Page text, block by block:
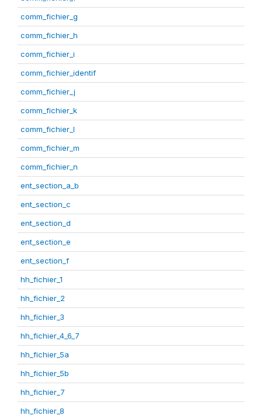
comm_fichier_g
comm_fichier_h
comm_fichier_i
comm_fichier_identif
comm_fichier_j
comm_fichier_k
comm_fichier_l
comm_fichier_m
comm_fichier_n
ent_section_a_b
ent_section_c
ent_section_d
ent_section_e
ent_section_f
hh_fichier_1
hh_fichier_2
hh_fichier_3
hh_fichier_4_6_7
hh_fichier_5a
hh_fichier_5b
hh_fichier_7
hh_fichier_8